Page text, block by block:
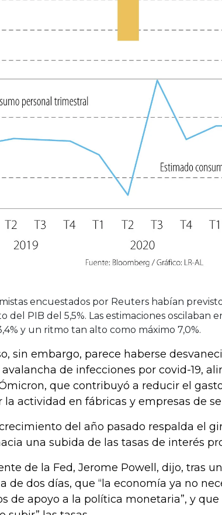
encuestados por Reuters habían
del PIB del 5,5%. Las estimaciones oscilaban
y un ritmo tan alto como máximo 7,0%.
sin embargo, parece haberse
de infecciones por covid-19,
que contribuyó a reducir el
la actividad en fábricas y empresas de
del año pasado respalda el
una subida de las tasas de interés
de la Fed, Jerome Powell, dijo, tras
de dos días, que “la economía ya no
de apoyo a la política monetaria”, y que